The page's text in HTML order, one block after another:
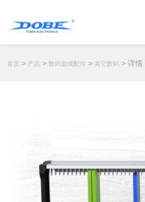
下载专区
首页 > 产品 > 数码游戏配件 > 其它数码 > 详情